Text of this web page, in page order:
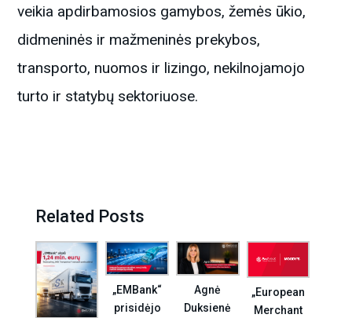
veikia apdirbamosios gamybos, žemės ūkio,
didmeninės ir mažmeninės prekybos,
transporto, nuomos ir lizingo, nekilnojamojo
turto ir statybų sektoriuose.
Related Posts
„EMBank“
prisidėjo
Agnė
Duksienė
„European
Merchant